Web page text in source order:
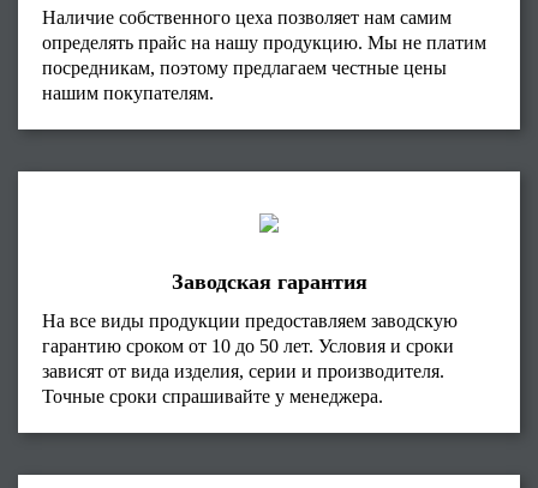
Наличие собственного цеха позволяет нам самим
определять прайс на нашу продукцию. Мы не платим
посредникам, поэтому предлагаем честные цены
нашим покупателям.
Заводская гарантия
На все виды продукции предоставляем заводскую
гарантию сроком от 10 до 50 лет. Условия и сроки
зависят от вида изделия, серии и производителя.
Точные сроки спрашивайте у менеджера.